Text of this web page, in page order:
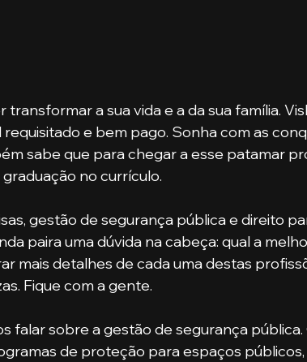
transformar a sua vida e a da sua família.
e bem pago. Sonha com as
sabe que para chegar a esse patamar
no currículo.
paira uma dúvida na cabeça: qual a
mais detalhes de cada uma destas
Fique com a gente.
de proteção para espaços públicos,